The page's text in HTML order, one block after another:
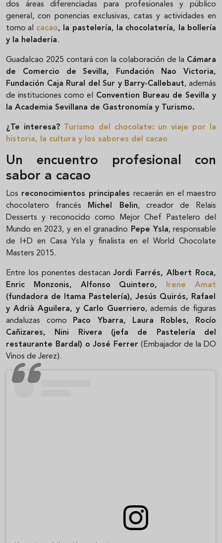
dos áreas diferenciadas para profesionales y público
general, con ponencias exclusivas, catas y actividades en
torno al cacao, la pastelería, la chocolatería, la bollería
y la heladería.
Guadalcao 2025 contará con la colaboración de la Cámara
de Comercio de Sevilla, Fundación Nao Victoria,
Fundación Caja Rural del Sur y Barry-Callebaut, además
de instituciones como el Convention Bureau de Sevilla y
la Academia Sevillana de Gastronomía y Turismo.
¿Te interesa?
Turismo del chocolate: un viaje por la
historia, la cultura y los sabores del cacao
Un encuentro profesional con
sabor a cacao
Los reconocimientos principales recaerán en el maestro
chocolatero francés Michel Belin, creador de Relais
Desserts y reconocido como Mejor Chef Pastelero del
Mundo en 2023, y en el granadino Pepe Ysla, responsable
de I+D en Casa Ysla y finalista en el World Chocolate
Masters 2015.
Entre los ponentes destacanJordi Farrés, Albert Roca,
Enric Monzonis, Alfonso Quintero, Irene Amat
(fundadora de Itama Pastelería), Jesús Quirós, Rafael
y Adrià Aguilera, y Carlo Guerriero, además de figuras
andaluzas como Paco Ybarra, Laura Robles, Rocío
Cañizares, Nini Rivera (jefa de Pastelería del
restaurante Bardal) o José Ferrer (Embajador de la DO
Vinos de Jerez).